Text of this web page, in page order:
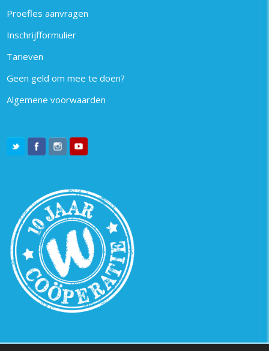
Proefles aanvragen
Inschrijfformulier
Tarieven
Geen geld om mee te doen?
Algemene voorwaarden